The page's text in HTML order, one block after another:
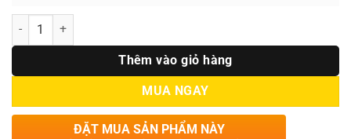
Số lượng
Thêm vào giỏ hàng
MUA NGAY
ĐẶT MUA SẢN PHẨM NÀY